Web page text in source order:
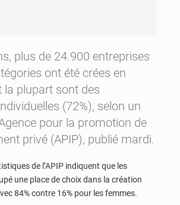
plus de 24.900 entreprises
ont été crées en
la plupart sont des
(72%), selon un
pour la promotion de
privé (APIP), publié mardi.
de l’APIP indiquent que les
une place de choix dans la création
84% contre 16% pour les femmes.